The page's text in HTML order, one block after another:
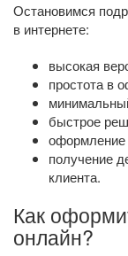
Остановимся
в интернете:
высокая
простота в
быстрое
оформление
получение
клиента.
Как
онлайн?